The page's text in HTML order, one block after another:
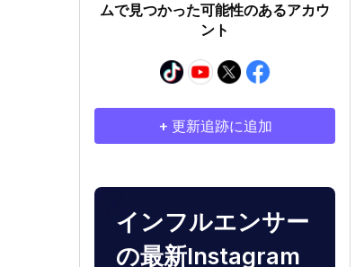
ムで見つかった可能性のあるアカウ
ント
+ 更新追跡に追加
インフルエンサー
の最新Instagram